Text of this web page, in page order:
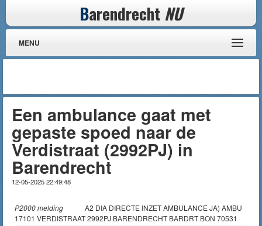
Barendrecht NU
MENU
Een ambulance gaat met
gepaste spoed naar de
Verdistraat (2992PJ) in
Barendrecht
12-05-2025 22:49:48
P2000 melding
A2 DIA DIRECTE INZET AMBULANCE JA) AMBU
17101 VERDISTRAAT 2992PJ BARENDRECHT BARDRT BON 70531